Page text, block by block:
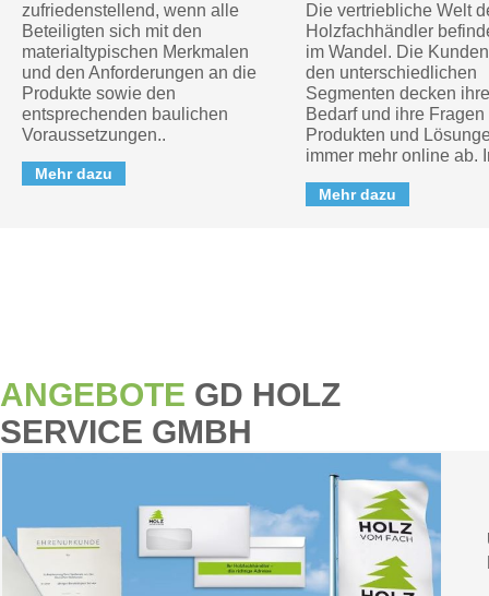
zufriedenstellend, wenn alle
Beteiligten sich mit den
materialtypischen Merkmalen
und den Anforderungen an die
Produkte sowie den
entsprechenden baulichen
Voraussetzungen..
Mehr dazu
Die vertriebliche Welt
Holzfachhändler
im Wandel. Die
den unterschiedlichen
Segmenten decken
Bedarf und ihre Fragen
Produkten und
immer mehr online ab.
Mehr dazu
ANGEBOTE GD HOLZ
SERVICE GMBH